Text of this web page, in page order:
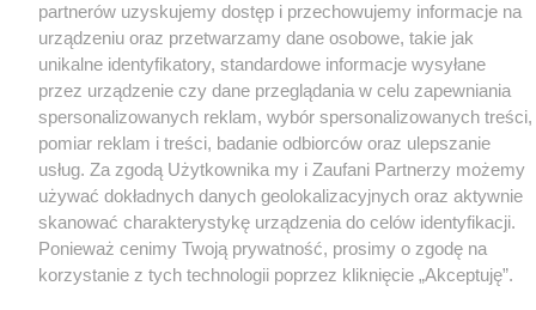
partnerów uzyskujemy dostęp i przechowujemy informacje na
urządzeniu oraz przetwarzamy dane osobowe, takie jak
unikalne identyfikatory, standardowe informacje wysyłane
przez urządzenie czy dane przeglądania w celu zapewniania
spersonalizowanych reklam, wybór spersonalizowanych treści,
pomiar reklam i treści, badanie odbiorców oraz ulepszanie
usług. Za zgodą Użytkownika my i Zaufani Partnerzy możemy
używać dokładnych danych geolokalizacyjnych oraz aktywnie
skanować charakterystykę urządzenia do celów identyfikacji.
Ponieważ cenimy Twoją prywatność, prosimy o zgodę na
korzystanie z tych technologii poprzez kliknięcie „Akceptuję”.